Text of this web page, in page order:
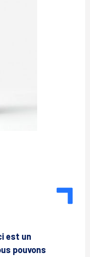
est un
pouvons